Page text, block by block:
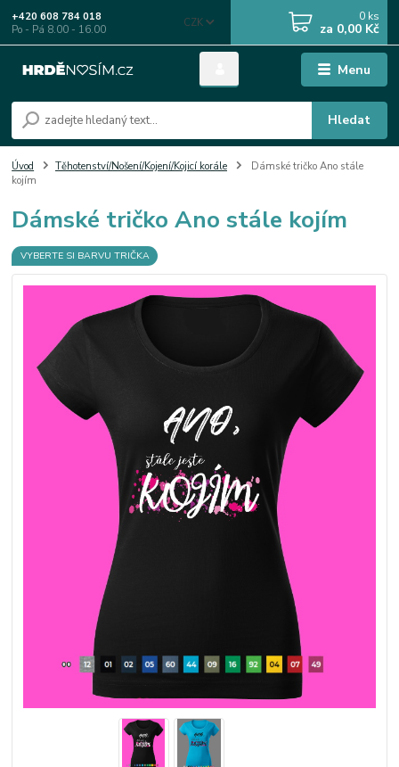
Menu
CZK
Hledat
+420 608 784 018
Po - Pá 8.00 - 16.00
0 ks
za 0,00 Kč
Úvod Těhotenství/Nošení/Kojení/Kojicí korále
Dámské tričko Ano stále
kojím
Dámské tričko Ano stále kojím
VYBERTE SI BARVU TRIČKA